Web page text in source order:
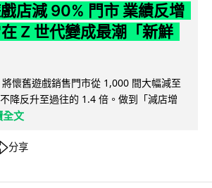
店減 90% 門市 業績反增
Z 世代變成最潮「新鮮
懷舊遊戲銷售門市從 1,000 間大幅減至
降反升至過往的 1.4 倍。做到「減店增
全文
分享